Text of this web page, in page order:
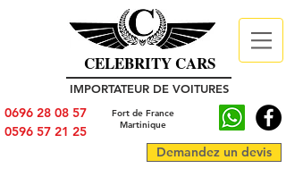
CELEBRITY CARS
IMPORTATEUR DE VOITURES
0596 57 21 25
Fort de France
Martinique
0696 28 08 57
Demandez un devis